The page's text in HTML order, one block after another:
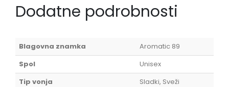
Dodatne podrobnosti
Blagovna znamka
Aromatic 89
Spol
Unisex
Tip vonja
Sladki, Sveži